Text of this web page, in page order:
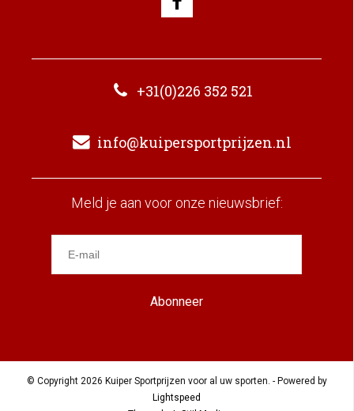
+31(0)226 352 521
info@kuipersportprijzen.nl
Meld je aan voor onze nieuwsbrief:
Abonneer
© Copyright 2026 Kuiper Sportprijzen voor al uw sporten. - Powered by
Lightspeed